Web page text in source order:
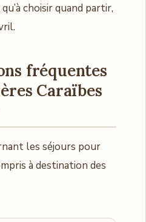
choisir quand partir,
fréquentes
Caraïbes
les séjours pour
à destination des